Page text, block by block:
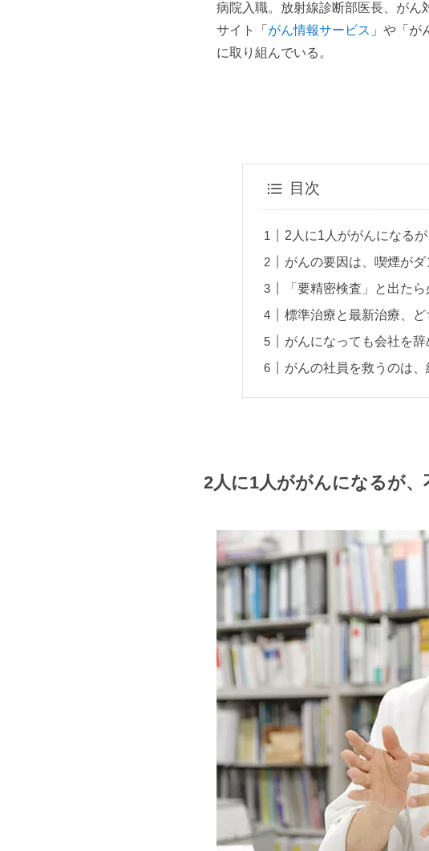
病院入職。放射線診断部医長、が
サイト「 がん情報サービス 」や「
に取り組んでいる。
目次
2人に1人ががんになる
がんの要因は、喫煙がダ
「要精密検査」と出た
標準治療と最新治療、ど
がんになっても会社を辞
がんの社員を救うのは
2人に1人ががんになるが